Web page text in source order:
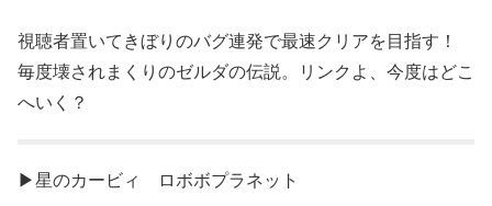
視聴者置いてきぼりのバグ連発で最速クリアを目指す！
毎度壊されまくりのゼルダの伝説。リンクよ、今度はどこ
へいく？
▶星のカービィ ロボボプラネット